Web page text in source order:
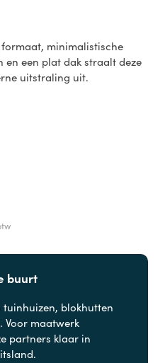
minimalistische
en een plat dak straalt deze
uitstraling uit.
buurt
tuinhuizen, blokhutten
Voor maatwerk
partners klaar in